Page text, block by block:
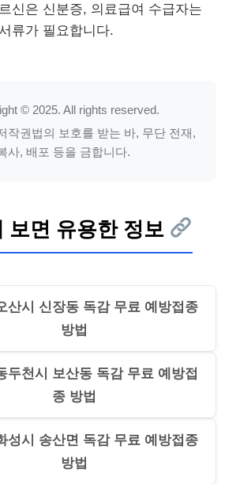
신은 신분증, 의료급여 수급자는
류가 필요합니다.
© 2025. All rights reserved.
작권법의 보호를 받는 바, 무단 전재,
사, 배포 등을 금합니다.
보면 유용한 정보
산시 신장동 독감 무료 예방접종
방법
두천시 보산동 독감 무료 예방접
종 방법
성시 송산면 독감 무료 예방접종
방법